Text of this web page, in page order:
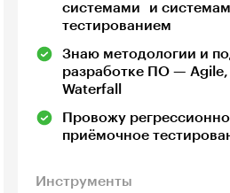
системами и
тестированием
Знаю методологии и
разработке ПО —
Waterfall
Провожу
приёмочное
Инструменты